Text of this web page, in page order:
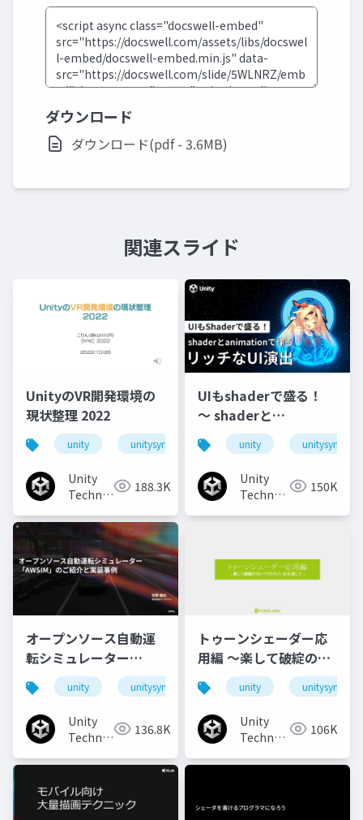
ダウンロード
ダウンロード(pdf - 3.6MB)
関連スライド
UnityのVR開発環境の
現状整理 2022
unity unitysync
Unity
Technologies188.3K
UIもshaderで盛る！
〜 shaderと
animationで作るリッ
チなUI演出
unity unitysync
Unity
Technologies150K
オープンソース自動運
転シミュレーター
「AWSIM」のご紹介と
実装事例
unity unitysync
Unity
Technologies136.8K
トゥーンシェーダー応
用編 ～楽して破綻のな
いアウトラインを目指
して～
unity unitysync
Unity
Technologies106K